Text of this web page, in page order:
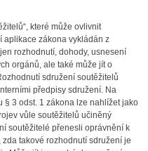
které může ovlivnit
aplikace zákona vykládán z
rozhodnutí, dohody, usnesení
orgánů, ale také může jít o
sdružení soutěžitelů
předpisy sdružení. Na
§ 3 odst. 1 zákona lze nahlížet jako
vůle soutěžitelů učiněný
soutěžitelé přenesli oprávnění k
takové rozhodnutí sdružení je